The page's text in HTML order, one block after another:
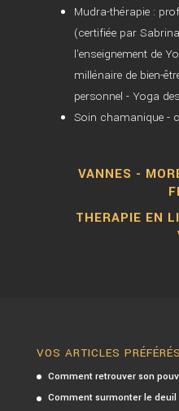
Mudra-thérapie :
(certifiée par
l'enseignement de
millénaire de bien-
personnel - Yoga
Soin chamanique -
VANNES -
THERAPIE EN
VOS ARTICLES PRÉFÉRÉS
Comment retrouver son
Comment surmonter le deuil